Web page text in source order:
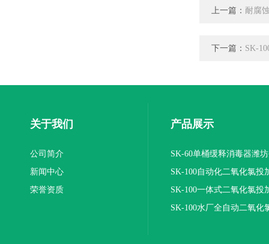
上一篇： 耐腐
下一篇： SK-
关于我们
公司简介
新闻中心
荣誉资质
产品展示
SK-60单桶缓释消毒器潍
SK-100自动化二氧化氯投
装置
SK-100一体式二氧化氯投
报价
SK-100水厂全自动二氧化